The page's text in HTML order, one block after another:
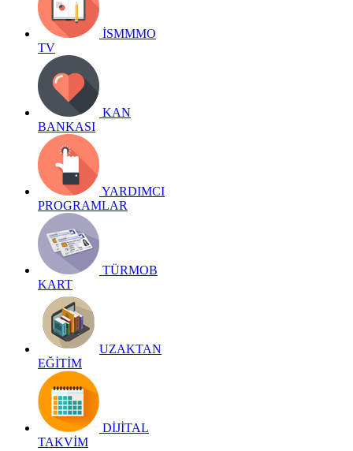
İSMMMO
TV
KAN
BANKASI
YARDIMCI
PROGRAMLAR
TÜRMOB
KART
UZAKTAN
EĞİTİM
DİJİTAL
TAKVİM